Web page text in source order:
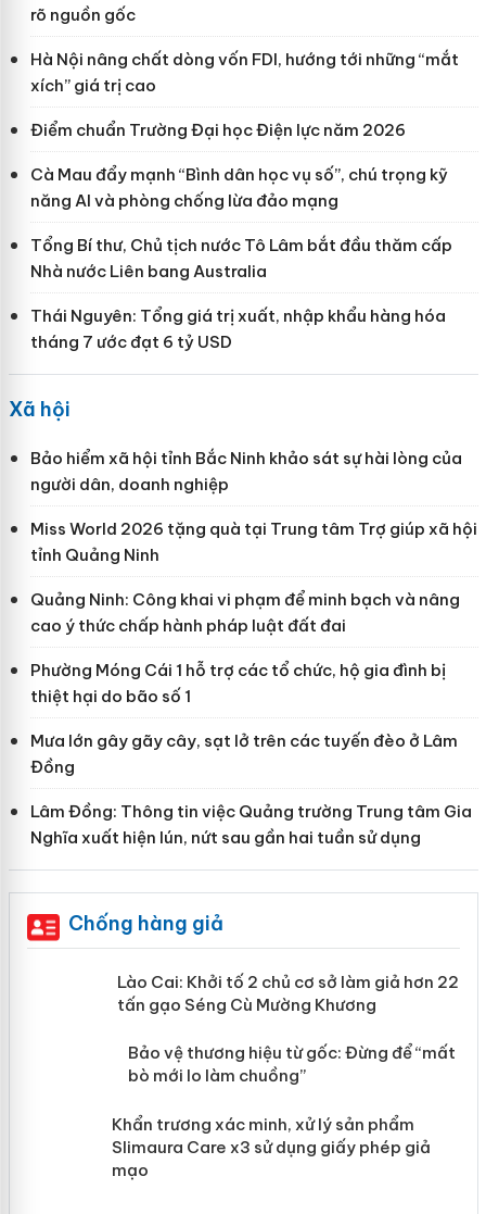
rõ nguồn gốc
Hà Nội nâng chất dòng vốn FDI, hướng tới những “mắt
xích” giá trị cao
Điểm chuẩn Trường Đại học Điện lực năm 2026
Cà Mau đẩy mạnh “Bình dân học vụ số”, chú trọng kỹ
năng AI và phòng chống lừa đảo mạng
Tổng Bí thư, Chủ tịch nước Tô Lâm bắt đầu thăm cấp
Nhà nước Liên bang Australia
Thái Nguyên: Tổng giá trị xuất, nhập khẩu hàng hóa
tháng 7 ước đạt 6 tỷ USD
Xã hội
Bảo hiểm xã hội tỉnh Bắc Ninh khảo sát sự hài lòng của
người dân, doanh nghiệp
Miss World 2026 tặng quà tại Trung tâm Trợ giúp xã hội
tỉnh Quảng Ninh
Quảng Ninh: Công khai vi phạm để minh bạch và nâng
cao ý thức chấp hành pháp luật đất đai
Phường Móng Cái 1 hỗ trợ các tổ chức, hộ gia đình bị
thiệt hại do bão số 1
Mưa lớn gây gãy cây, sạt lở trên các tuyến đèo ở Lâm
Đồng
Lâm Đồng: Thông tin việc Quảng trường Trung tâm Gia
Nghĩa xuất hiện lún, nứt sau gần hai tuần sử dụng
Chống hàng giả
Lào Cai: Khởi tố 2 chủ cơ sở làm giả
hơn 22 tấn gạo Séng Cù Mường
Bảo vệ thương hiệu từ gốc: Đừng để
“mất bò mới lo làm chuồng”